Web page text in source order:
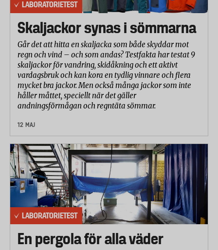
LABORATORIETEST
Skaljackor synas i sömmarna
Går det att hitta en skaljacka som både skyddar mot
regn och vind – och som andas? Testfakta har testat 9
skaljackor för vandring, skidåkning och ett aktivt
vardagsbruk och kan kora en tydlig vinnare och flera
mycket bra jackor. Men också många jackor som inte
håller måttet, speciellt när det gäller
andningsförmågan och regntäta sömmar.
12 MAJ
LABORATORIETEST
En pergola för alla väder